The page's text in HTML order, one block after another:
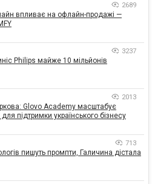
2689
впливає на офлайн-продажі —
3237
Philips майже 10 мільйонів
2013
Glovo Academy масштабує
підтримки українського бізнесу
713
пишуть промпти, Галичина дістала